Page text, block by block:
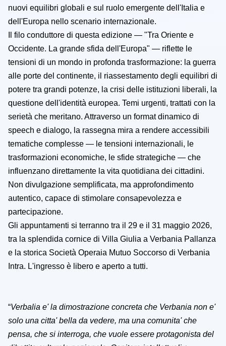
nuovi equilibri globali e sul ruolo emergente dell'Italia e
dell'Europa nello scenario internazionale.
Il filo conduttore di questa edizione — "Tra Oriente e
Occidente. La grande sfida dell'Europa" — riflette le
tensioni di un mondo in profonda trasformazione: la guerra
alle porte del continente, il riassestamento degli equilibri di
potere tra grandi potenze, la crisi delle istituzioni liberali, la
questione dell'identità europea. Temi urgenti, trattati con la
serietà che meritano. Attraverso un format dinamico di
speech e dialogo, la rassegna mira a rendere accessibili
tematiche complesse — le tensioni internazionali, le
trasformazioni economiche, le sfide strategiche — che
influenzano direttamente la vita quotidiana dei cittadini.
Non divulgazione semplificata, ma approfondimento
autentico, capace di stimolare consapevolezza e
partecipazione.
Gli appuntamenti si terranno tra il 29 e il 31 maggio 2026,
tra la splendida cornice di Villa Giulia a Verbania Pallanza
e la storica Società Operaia Mutuo Soccorso di Verbania
Intra. L'ingresso è libero e aperto a tutti.
“Verbalia e' la dimostrazione concreta che Verbania non e'
solo una citta' bella da vedere, ma una comunita' che
pensa, che si interroga, che vuole essere protagonista del